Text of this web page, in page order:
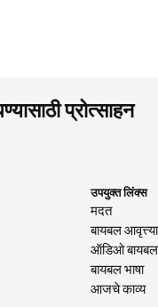
प्रोत्साहन
उपयुक्त लिंक्स
मदत
बायबल आवृत्त्या
ऑडिओ बायबल
बायबल भाषा
आजचे काव्य